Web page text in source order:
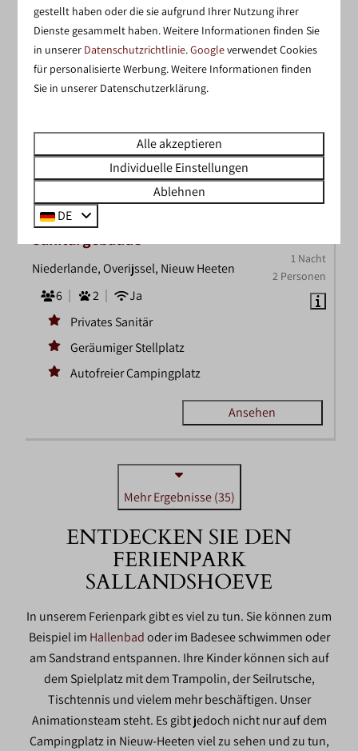
EMPFOHLEN
1 Nacht
2 Personen
Campingplatz mit eigenem
Sanitärgebäude
Niederlande, Overijssel, Nieuw Heeten
6
2
Ja
Privates Sanitär
Geräumiger Stellplatz
Autofreier Campingplatz
Ansehen
Mehr Ergebnisse (35)
ENTDECKEN SIE DEN
FERIENPARK
SALLANDSHOEVE
In unserem Ferienpark gibt es viel zu tun. Sie können zum
Beispiel im Hallenbadoder im Badesee schwimmen oder
am Sandstrand entspannen. Ihre Kinder können sich auf
dem Spielplatz mit dem Trampolin, der Seilrutsche,
Tischtennis und vielem mehr beschäftigen. Unser
Animationsteam steht. Es gibt jedoch nicht nur auf dem
Campingplatz in Nieuw-Heeten viel zu sehen und zu tun,
gestellt haben oder die sie aufgrund Ihrer Nutzung ihrer
Dienste gesammelt haben. Weitere Informationen finden Sie
in unserer Datenschutzrichtlinie.Googleverwendet Cookies
für personalisierte Werbung. Weitere Informationen finden
Sie in unserer Datenschutzerklärung.
Alle akzeptieren
Individuelle Einstellungen
Ablehnen
DE